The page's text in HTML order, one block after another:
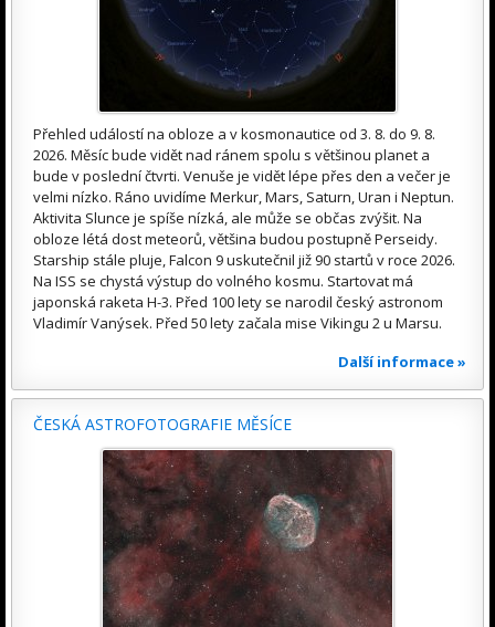
Přehled událostí na obloze a v kosmonautice od 3. 8. do 9. 8.
2026. Měsíc bude vidět nad ránem spolu s většinou planet a
bude v poslední čtvrti. Venuše je vidět lépe přes den a večer je
velmi nízko. Ráno uvidíme Merkur, Mars, Saturn, Uran i Neptun.
Aktivita Slunce je spíše nízká, ale může se občas zvýšit. Na
obloze létá dost meteorů, většina budou postupně Perseidy.
Starship stále pluje, Falcon 9 uskutečnil již 90 startů v roce 2026.
Na ISS se chystá výstup do volného kosmu. Startovat má
japonská raketa H-3. Před 100 lety se narodil český astronom
Vladimír Vanýsek. Před 50 lety začala mise Vikingu 2 u Marsu.
Další informace »
ČESKÁ ASTROFOTOGRAFIE MĚSÍCE